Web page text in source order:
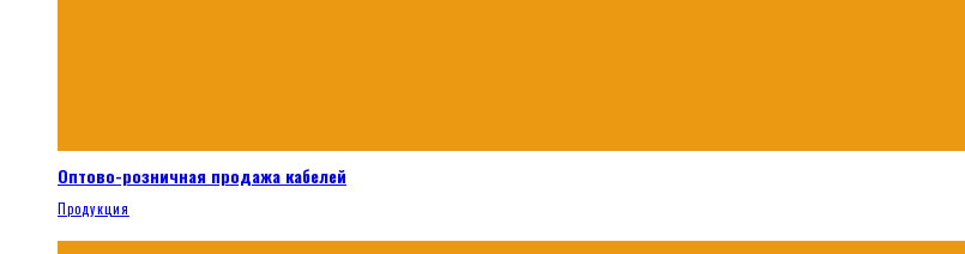
Оптово-розничная продажа кабелей
Продукция